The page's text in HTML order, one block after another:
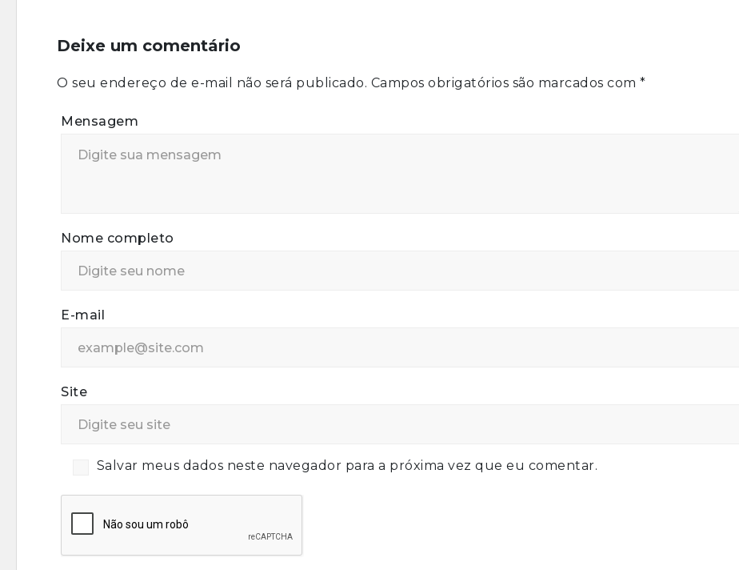
Deixe um comentário
O seu endereço de e-mail não será publicado. Campos obrigatórios são marcados com *
Mensagem
Nome completo
E-mail
Site
Salvar meus dados neste navegador para a próxima vez que eu comentar.